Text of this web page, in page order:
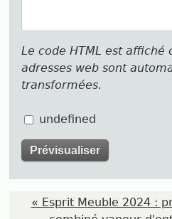
Le code HTML est
adresses web sont
transformées.
undefined
« Esprit Meuble 2024 :